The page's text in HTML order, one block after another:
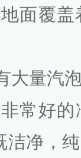
面覆
大量汽
常好
洁净，